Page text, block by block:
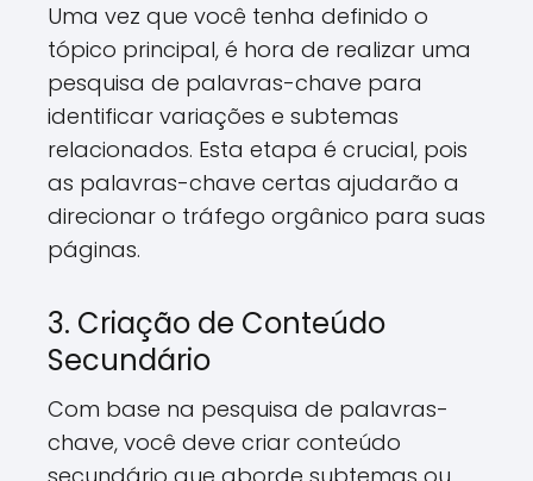
Uma vez que você tenha definido o
tópico principal, é hora de realizar uma
pesquisa de palavras-chave para
identificar variações e subtemas
relacionados. Esta etapa é crucial, pois
as palavras-chave certas ajudarão a
direcionar o tráfego orgânico para suas
páginas.
3. Criação de Conteúdo
Secundário
Com base na pesquisa de palavras-
chave, você deve criar conteúdo